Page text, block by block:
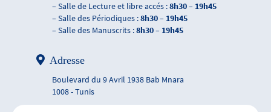
– Salle de Lecture et libre accés :8h30 – 19h45
– Salle des Périodiques :8h30 – 19h45
– Salle des Manuscrits :8h30 – 19h45
Adresse
Boulevard du 9 Avril 1938 Bab Mnara
1008 - Tunis